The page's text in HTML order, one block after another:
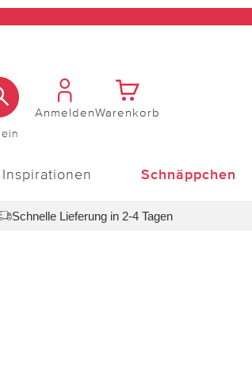
AnmeldenWarenkorb
Inspirationen Schnäppchen
Schnelle Lieferung in 2-4 Tagen